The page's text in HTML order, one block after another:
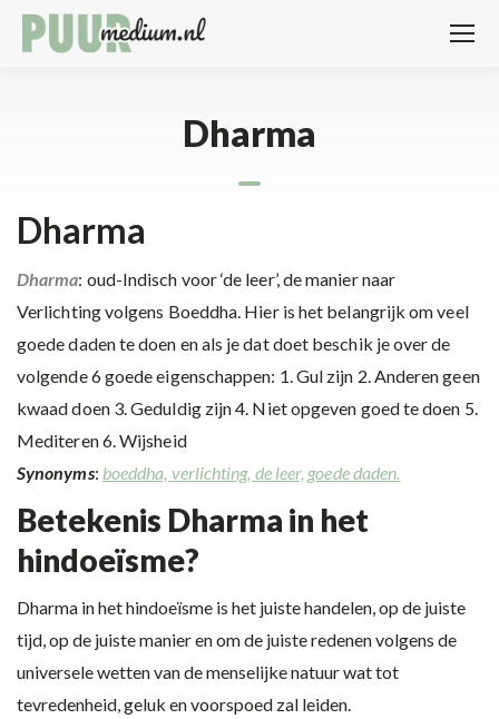
Dharma
Dharma
Dharma: oud-Indisch voor ‘de leer’, de manier naar
Verlichting volgens Boeddha. Hier is het belangrijk om veel
goede daden te doen en als je dat doet beschik je over de
volgende 6 goede eigenschappen: 1. Gul zijn 2. Anderen geen
kwaad doen 3. Geduldig zijn 4. Niet opgeven goed te doen 5.
Mediteren 6. Wijsheid
Synonyms: boeddha, verlichting, de leer, goede daden.
Betekenis Dharma in het
hindoeïsme?
Dharma in het hindoeïsme is het juiste handelen, op de juiste
tijd, op de juiste manier en om de juiste redenen volgens de
universele wetten van de menselijke natuur wat tot
tevredenheid, geluk en voorspoed zal leiden.